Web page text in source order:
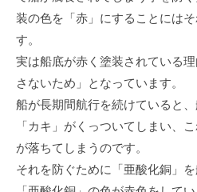
装の⾊を「⾚」にすることには
す。
実は船底が⾚く塗装されている
さないため」となっています。
船が⻑期間航⾏を続けていると
「カキ」がくっついてしまい、
が落ちてしまうのです。
それを防ぐために「亜酸化銅」